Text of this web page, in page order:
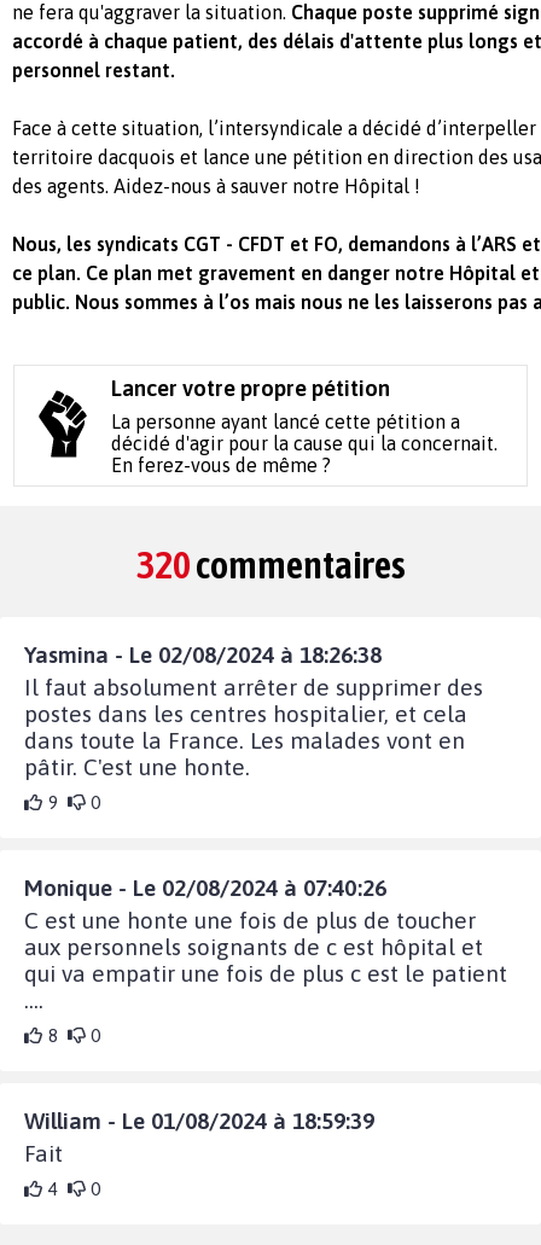
ne fera qu'aggraver la situation. Chaque poste supprimé
accordé à chaque patient, des délais d'attente plus longs
personnel restant.
Face à cette situation, l’intersyndicale a décidé d’interpeller
territoire dacquois et lance une pétition en direction des
des agents. Aidez-nous à sauver notre Hôpital !
Nous, les syndicats CGT - CFDT et FO, demandons à l’ARS
ce plan. Ce plan met gravement en danger notre Hôpital
public. Nous sommes à l’os mais nous ne les laisserons
Lancer votre propre pétition
La personne ayant lancé cette pétition a
décidé d'agir pour la cause qui la concernait.
En ferez-vous de même ?
320commentaires
Yasmina - Le 02/08/2024 à 18:26:38
Il faut absolument arrêter de supprimer des
postes dans les centres hospitalier, et cela
dans toute la France. Les malades vont en
pâtir. C'est une honte.
9 0
Monique - Le 02/08/2024 à 07:40:26
C est une honte une fois de plus de toucher
aux personnels soignants de c est hôpital et
qui va empatir une fois de plus c est le patient
....
8 0
William - Le 01/08/2024 à 18:59:39
Fait
4 0